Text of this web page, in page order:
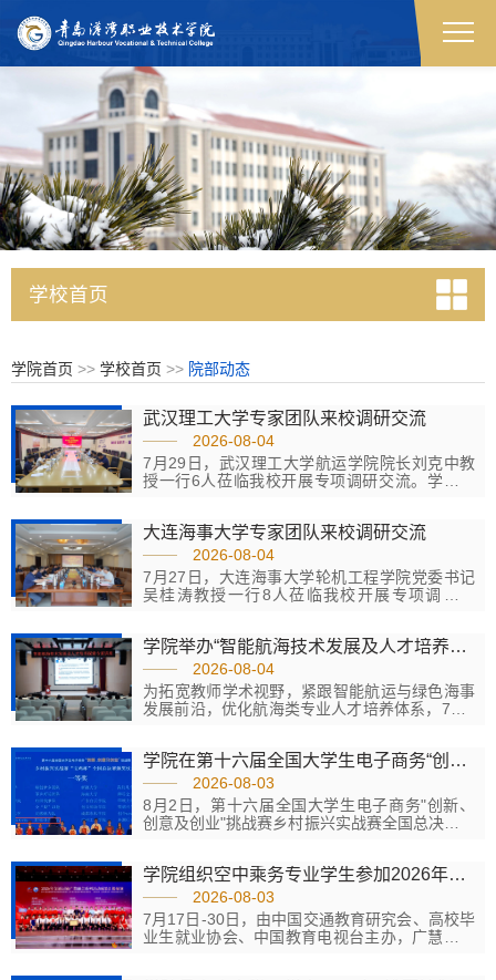
学校首页
学院首页 >> 学校首页 >> 院部动态
武汉理工大学专家团队来校调研交流
2026-08-04
7月29日，武汉理工大学航运学院院长刘克中教
授一行6人莅临我校开展专项调研交流。学校党
对武汉理工大学专家团队的到来表示热烈欢迎，
对长期以来学校给予的支持与帮助表示感谢，并
介绍了学校近年来总体发展情况。王浩介绍了学
校新双高建设整体布局、建设重点、推进举措与
阶段性成效。现代航海学院党总支书记、院长杜
大连海事大学专家团队来校调研交流
2026-08-04
7月27日，大连海事大学轮机工程学院党委书记
吴桂涛教授一行8人莅临我校开展专项调研交
组一行实地参观了学校产教融合大厅、现代航海
学院专业实训室等育人阵地，详细了解实训平台
建设、实践教学开展、实训资源配置、学生技能
培养等情况，对我校实训育人体系、人才培养模
式给予充分认可。座谈会上，盛明光对大连海事
学院举办“智能航海技术发展及人才培养探索”专题专家讲座
2026-08-04
为拓宽教师学术视野，紧跟智能航运与绿色海事
发展前沿，优化航海类专业人才培养体系，7月2
连海事大学轮机工程学院党委书记吴桂涛教授主
讲，现代航海学院党总支书记、院长杜元贞主持
会议。本次讲座采用“线下主会场+线上云端直播”
的形式开展，覆盖面广、交流性强。学院全体教
师、延安职业技术学院部分教师现场参会，重庆
学院在第十六届全国大学生电子商务“创新、创意及创业”挑战赛全国总决赛乡村振兴实战赛赛道中获奖
2026-08-03
8月2日，第十六届全国大学生电子商务"创新、
创意及创业"挑战赛乡村振兴实战赛全国总决赛在
创业类赛事中稳居前列。学院"野径寻光队"凭借
项目《不止莓好 西海岸蓝莓全产业链数字营销的
领航者》以出色表现脱颖而出，斩获全国总决赛
一等奖！该团队由赵梓淇、赵永芳、张芷萱、刘
娟、于景越五位同学组成，指导教师为陈萍、张
学院组织空中乘务专业学生参加2026年交通运输产教融合系列活动
2026-08-03
7月17日-30日，由中国交通教育研究会、高校毕
业生就业协会、中国教育电视台主办，广慧金通